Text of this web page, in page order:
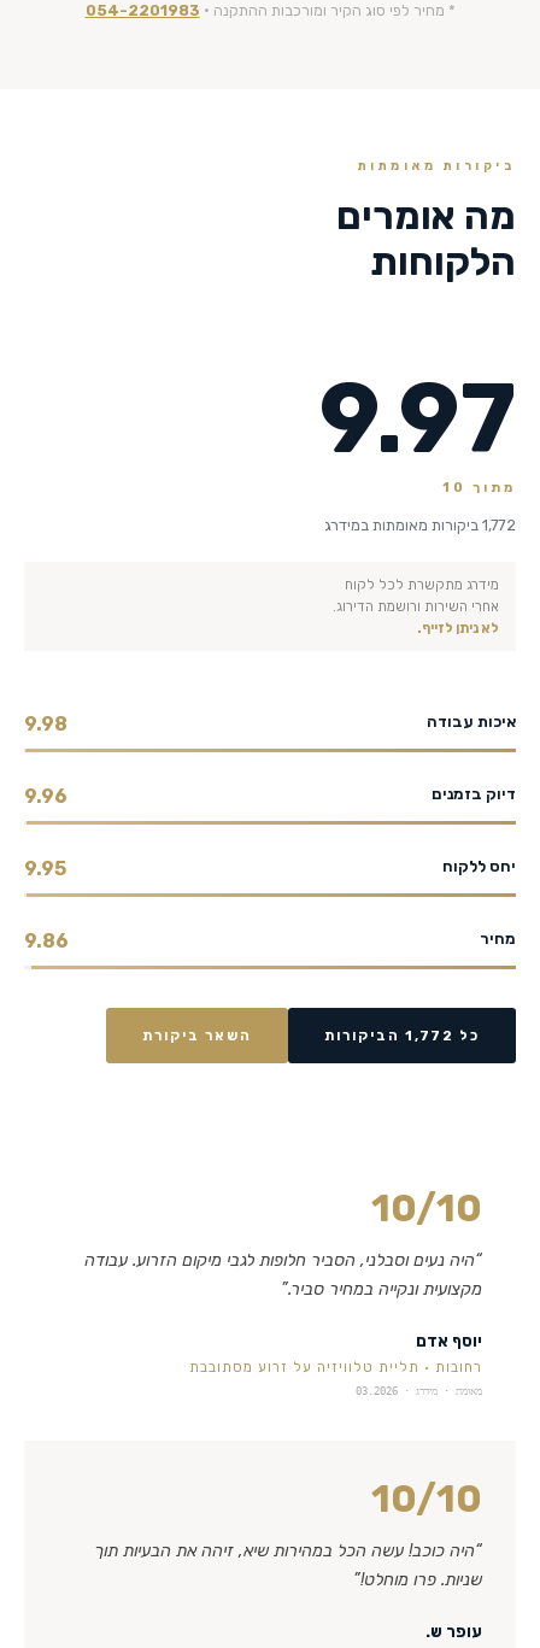
* מחיר לפי סוג הקיר ומורכבות ההתקנה · 054-2201983
ביקורות מאומתות
מה אומרים
הלקוחות
9.97
מתוך 10
1,772 ביקורות מאומתות במידרג
מידרג מתקשרת לכל לקוח
אחרי השירות ורושמת הדירוג.
לא ניתן לזייף.
איכות עבודה 9.98
דיוק בזמנים 9.96
יחס ללקוח 9.95
מחיר 9.86
כל 1,772 הביקורות השאר ביקורת
10/10
“היה נעים וסבלני, הסביר חלופות לגבי מיקום הזרוע. עבודה
מקצועית ונקייה במחיר סביר.”
יוסף אדם
רחובות · תליית טלוויזיה על זרוע מסתובבת
מאומת · מידרג · 03.2026
10/10
“היה כוכב! עשה הכל במהירות שיא, זיהה את הבעיות תוך
שניות. פרו מוחלט!”
עופר ש.